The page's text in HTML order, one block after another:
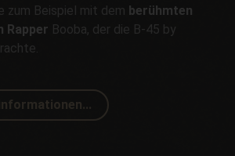
zum Beispiel mit dem berühmten
Rapper Booba, der die B-45 by